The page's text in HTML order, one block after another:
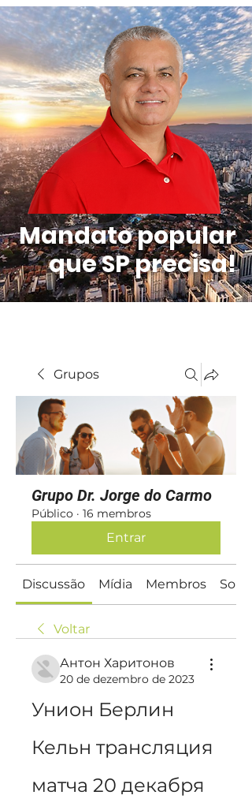
Mandato popular
que SP precisa!
Grupos
Grupo Dr. Jorge do Carmo
Público · 16 membros
Entrar
Discussão Mídia Membros Sobre
Voltar
Антон Харитонов
20 de dezembro de 2023
Унион Берлин
Кельн трансляция
матча 20 декабря